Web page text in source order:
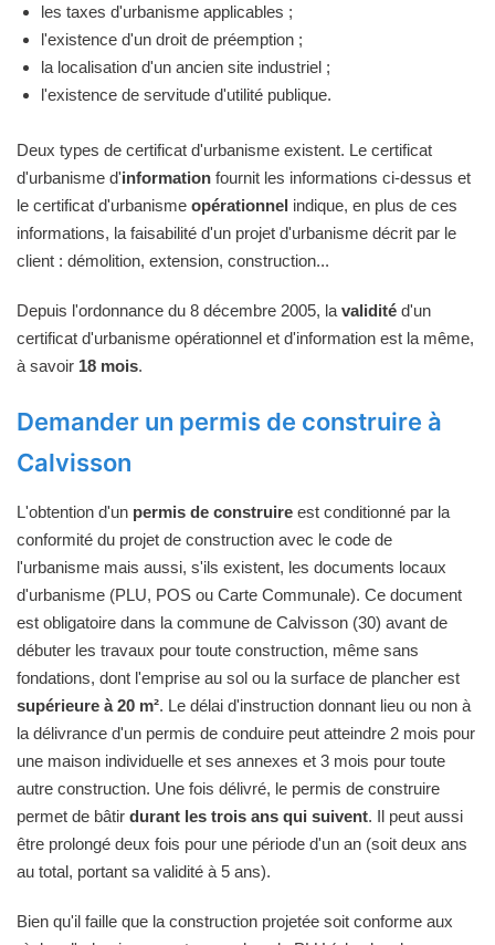
les taxes d'urbanisme applicables ;
l'existence d'un droit de préemption ;
la localisation d'un ancien site industriel ;
l'existence de servitude d'utilité publique.
Deux types de certificat d'urbanisme existent. Le certificat
d'urbanisme d'information fournit les informations ci-dessus et
le certificat d'urbanisme opérationnel indique, en plus de ces
informations, la faisabilité d'un projet d'urbanisme décrit par le
client : démolition, extension, construction...
Depuis l'ordonnance du 8 décembre 2005, la validité d'un
certificat d'urbanisme opérationnel et d'information est la même,
à savoir 18 mois.
Demander un permis de construire à
Calvisson
L'obtention d'un permis de construire est conditionné par la
conformité du projet de construction avec le code de
l'urbanisme mais aussi, s'ils existent, les documents locaux
d'urbanisme (PLU, POS ou Carte Communale). Ce document
est obligatoire dans la commune de Calvisson (30) avant de
débuter les travaux pour toute construction, même sans
fondations, dont l'emprise au sol ou la surface de plancher est
supérieure à 20 m². Le délai d'instruction donnant lieu ou non à
la délivrance d'un permis de conduire peut atteindre 2 mois pour
une maison individuelle et ses annexes et 3 mois pour toute
autre construction. Une fois délivré, le permis de construire
permet de bâtir durant les trois ans qui suivent. Il peut aussi
être prolongé deux fois pour une période d'un an (soit deux ans
au total, portant sa validité à 5 ans).
Bien qu'il faille que la construction projetée soit conforme aux